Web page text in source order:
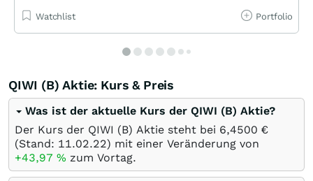
Watchlist Portfolio
QIWI (B) Aktie: Kurs & Preis
Was ist der aktuelle Kurs der QIWI (B) Aktie?
Der Kurs der QIWI (B) Aktie steht bei 6,4500 €
(Stand: 11.02.22) mit einer Veränderung von
+43,97 % zum Vortag.